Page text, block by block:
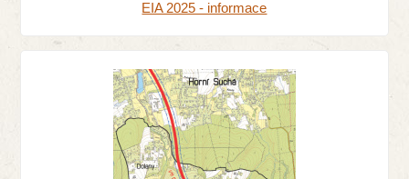
EIA 2025 - informace